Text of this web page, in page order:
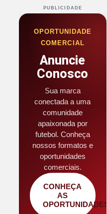
PUBLICIDADE
OPORTUNIDADE
COMERCIAL
Anuncie
Conosco
Sua marca
conectada a uma
comunidade
apaixonada por
futebol. Conheça
nossos formatos e
oportunidades
comerciais.
CONHEÇA
AS
OPORTUNIDADES